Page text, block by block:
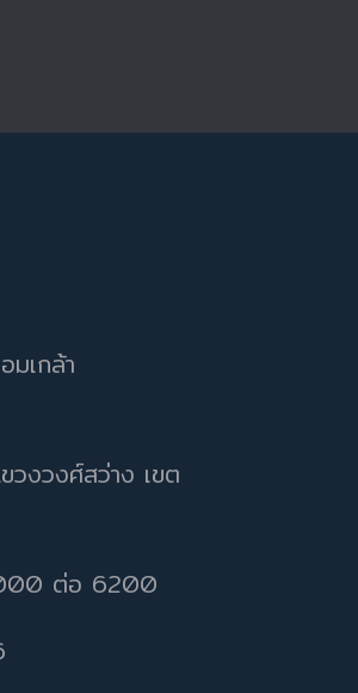
มเกล้า
วงวงศ์สว่าง เขต
ต่อ 6200